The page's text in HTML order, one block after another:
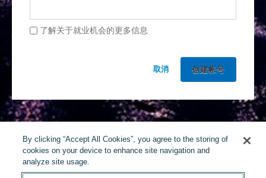
了解关于就业机会的更多信息
取消
By clicking “Accept All Cookies”, you agree to the storing of
cookies on your device to enhance site navigation and
analyze site usage.